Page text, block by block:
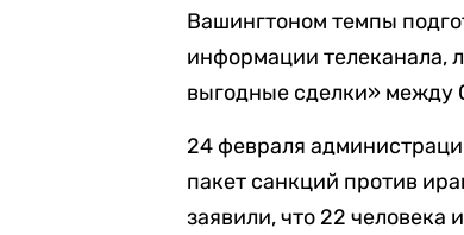
Вашингтоном темпы
информации телеканала,
выгодные сделки»
24 февраля
пакет санкций против
заявили, что 22 человека